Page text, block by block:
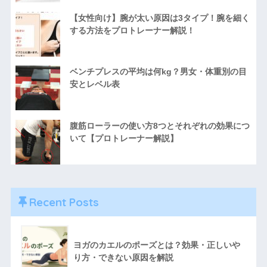
【女性向け】腕が太い原因は3タイプ！腕を細く
する方法をプロトレーナー解説！
ベンチプレスの平均は何kg？男女・体重別の目
安とレベル表
腹筋ローラーの使い方8つとそれぞれの効果につ
いて【プロトレーナー解説】
Recent Posts
ヨガのカエルのポーズとは？効果・正しいや
り方・できない原因を解説